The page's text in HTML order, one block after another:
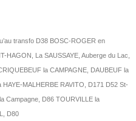
transfo D38 BOSC-ROGER en
HAGON, La SAUSSAYE, Auberge du Lac,
la CAMPAGNE, DAUBEUF la
MALHERBE RAVITO, D171 D52 St-
Campagne, D86 TOURVILLE la
D80